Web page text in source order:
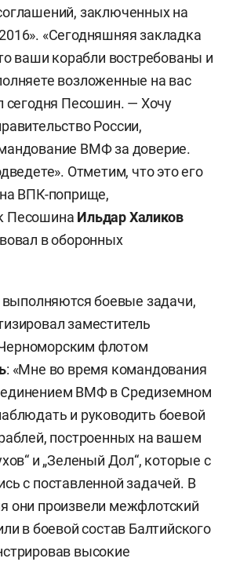
заключенных на
«Сегодняшняя закладка
ваши корабли востребованы и
возложенные на вас
сегодня Песошин. — Хочу
России,
ВМФ за доверие.
Отметим, что это его
ВПК-поприще,
Песошина Ильдар Халиков
в оборонных
выполняются боевые задачи,
заместитель
флотом
: «Мне во время командования
ВМФ в Средиземном
и руководить боевой
построенных на вашем
и „Зеленый Дол“, которые с
с поставленной задачей. В
они произвели межфлотский
в боевой состав Балтийского
высокие